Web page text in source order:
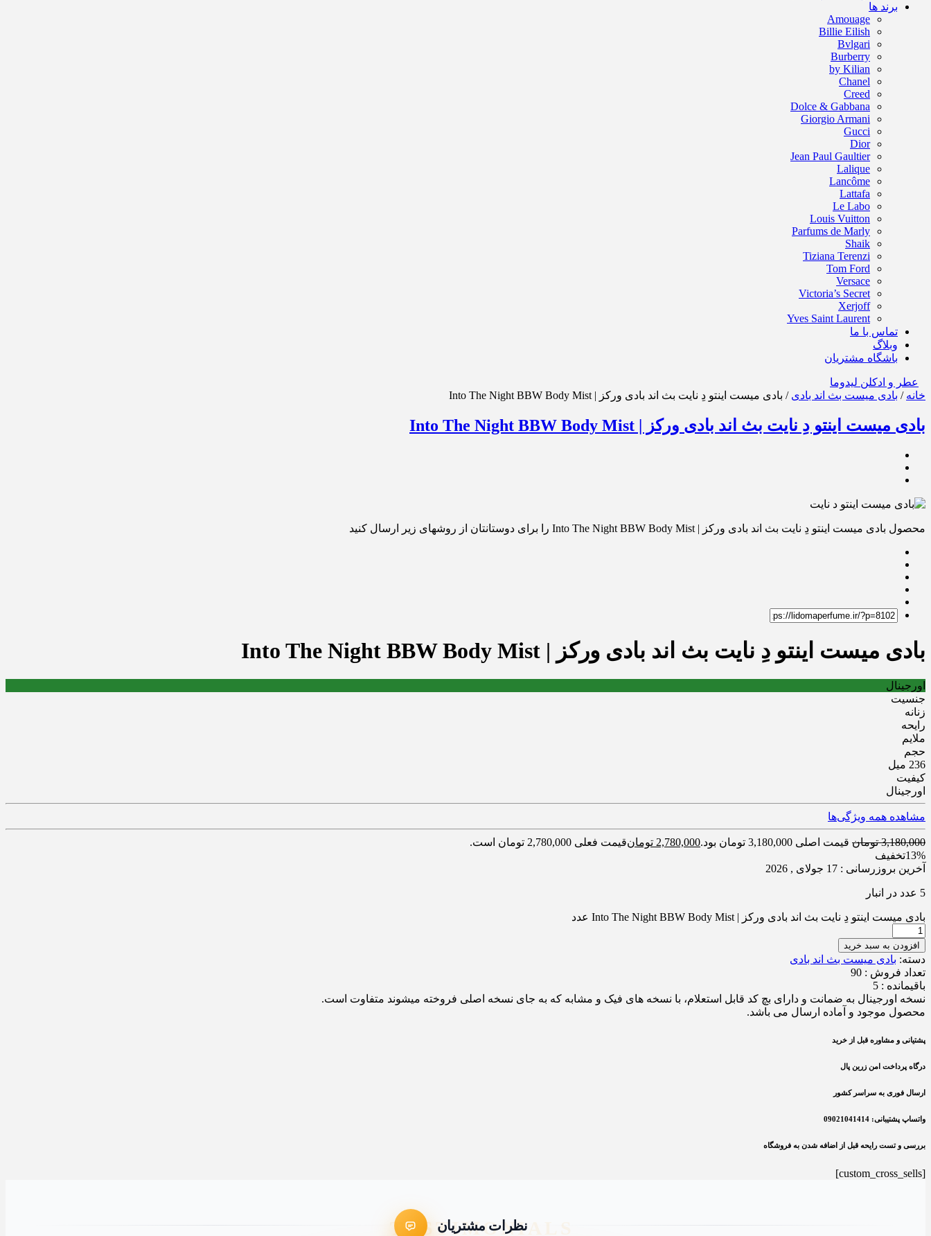
برند ها
Amouage
Billie Eilish
Bvlgari
Burberry
by Kilian
Chanel
Creed
Dolce & Gabbana
Giorgio Armani
Gucci
Dior
Jean Paul Gaultier
Lalique
Lancôme
Lattafa
Le Labo
Louis Vuitton
Parfums de Marly
Shaik
Tiziana Terenzi
Tom Ford
Versace
Victoria’s Secret
Xerjoff
Yves Saint Laurent
تماس با ما
وبلاگ
باشگاه مشتریان
عطر و ادکلن لیدوما
خانه / بادی میست بث اند بادی / بادی میست اینتو دِ نایت بث اند بادی ورکز | Into The Night BBW Body Mist
بادی میست اینتو دِ نایت بث اند بادی ورکز | Into The Night BBW Body Mist
محصول بادی میست اینتو دِ نایت بث اند بادی ورکز | Into The Night BBW Body Mist را برای دوستانتان از روشهای زیر ارسال کنید
بادی میست اینتو دِ نایت بث اند بادی ورکز | Into The Night BBW Body Mist
اورجینال
جنسیت
زنانه
رایحه
ملایم
حجم
236 میل
کیفیت
اورجینال
مشاهده همه ویژگی‌ها
3,180,000 تومان قیمت اصلی 3,180,000 تومان بود. 2,780,000 تومانقیمت فعلی 2,780,000 تومان است.
13%تخفیف
آخرین بروزرسانی : 17 جولای , 2026
5 عدد در انبار
بادی میست اینتو دِ نایت بث اند بادی ورکز | Into The Night BBW Body Mist عدد
افزودن به سبد خرید
دسته: بادی میست بث اند بادی
تعداد فروش : 90
باقیمانده : 5
نسخه اورجینال به ضمانت و دارای بچ کد قابل استعلام، با نسخه های فیک و مشابه که به جای نسخه اصلی فروخته میشوند متفاوت است.
محصول موجود و آماده ارسال می باشد.
پشتیانی و مشاوره قبل از خرید
درگاه پرداخت امن زرین پال
ارسال فوری به سراسر کشور
واتساپ پشتیبانی: 09021041414
بررسی و تست رایحه قبل از اضافه شدن به فروشگاه
[custom_cross_sells]
نظرات مشتریان